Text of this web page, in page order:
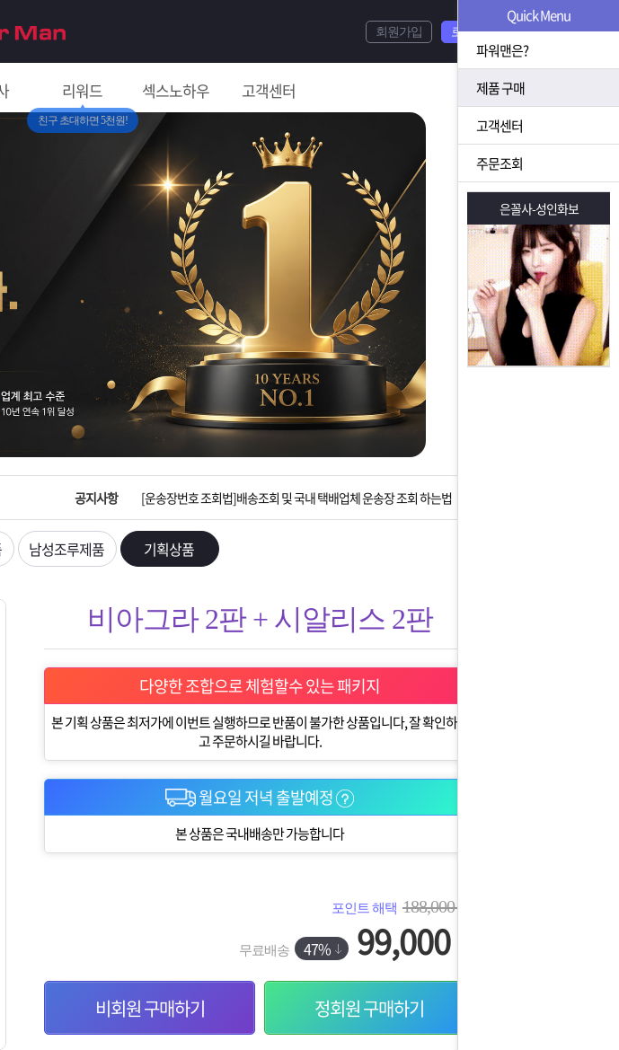
리워드
친구 초대하면 5천원!
섹스노하우 고객센터
회원가입 로그인
공지사항
입금확인이 안되는 상황을 대비해 꼭 입금후 고객센터 연락바랍니다.
[2026구정 연휴]설 연휴 배송 및 휴무 안내
[운송장번호 조회법]배송조회 및 국내 택배업체 운송장 조회 하는법
[ios앱 오픈]아이폰 고객 앱설치 가능합니다.
입금확인이 안되는 상황을 대비해 꼭 입금후 고객센터 연락바랍니다.
[2026구정 연휴]설 연휴 배송 및 휴무 안내
남성조루제품 기획상품
비아그라 2판 + 시알리스 2판
다양한 조합으로 체험할수 있는 패키지
본 기획 상품은 최저가에 이번트 실행하므로 반품이 불가한 상품입니다, 잘 확인하시
고 주문하시길 바랍니다.
월요일 저녁 출발예정
본 상품은 국내배송만 가능합니다
포인트 해택 188,000
무료배송 47% 99,000
비회원 구매하기 정회원 구매하기
Quick Menu
파워맨은?
제품 구매
고객센터
주문조회
은꼴사-성인화보 은꼴사-성인화보